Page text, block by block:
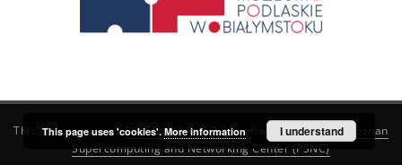
This service runs onDInGO dLibra 6.3.21software created by
Poznan
Supercomputing and Networking Center (PSNC)
This page uses 'cookies'. More information I understand